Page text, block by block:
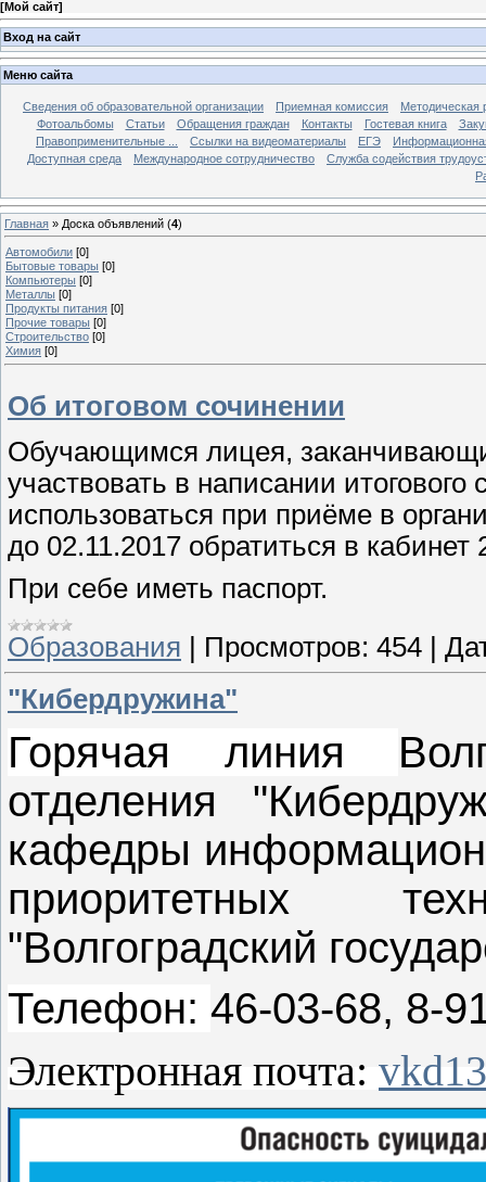
[Мой сайт]
Вход на сайт
Меню сайта
Сведения об образовательной организации Приемная комиссия
Методическая
Фотоальбомы
Статьи Обращения граждан Контакты Гостевая книга
Правоприменительные ...
Ссылки на видеоматериалы ЕГЭ
Доступная среда
Международное сотрудничество
Служба содействия
Главная » Доска объявлений (4)
Автомобили [0]
Бытовые товары [0]
Компьютеры [0]
Металлы [0]
Продукты питания [0]
Прочие товары [0]
Строительство [0]
Химия [0]
Об итоговом сочинении
Обучающимся лицея,
участвовать в написании итогового
использоваться при приёме в
до 02.11.2017 обратиться в
При себе иметь паспорт.
Образования
Просмотров: 454
"Кибердружина"
Горячая линия
отделения
кафедры
приоритетных
"Волгоградский
Телефон: 46-03-68, 8-
Электронная почта: